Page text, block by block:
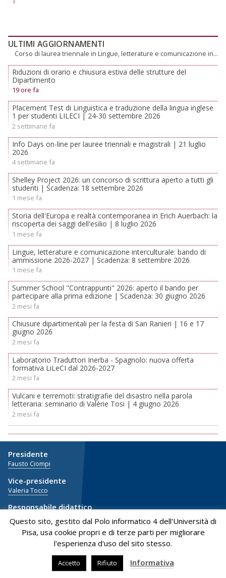
ULTIMI AGGIORNAMENTI
Corso di laurea triennale in Lingue, letterature e comunicazione interculturale
Riduzioni di orario e chiusura estiva delle strutture del
Dipartimento
19 ore fa
Placement Test di Linguistica e traduzione della lingua inglese
1 per studenti LILECI | 24-30 settembre 2026
2 settimane fa
Info Days on-line per lauree triennali e magistrali | 21 luglio
2026
4 settimane fa
Shelley Project 2026: un concorso di scrittura aperto a tutti gli
studenti | Scadenza: 18 settembre 2026
1 mese fa
Storia dell'Europa e realtà contemporanea in Erich Auerbach: la
riscoperta dei saggi dell'esilio | 8 luglio 2026
1 mese fa
Lingue, letterature e comunicazione interculturale: bando di
ammissione 2026-2027 | Scadenza: 8 settembre 2026
1 mese fa
Summer School "Contrappunti" 2026: aperto il bando per
partecipare alla prima edizione | Scadenza: 30 giugno 2026
2 mesi fa
Chiusure dipartimentali per la festa di San Ranieri | 16 e 17
giugno 2026
2 mesi fa
Laboratorio Traduttori Inerba - Spagnolo: nuova offerta
formativa LiLeCI dal 2026-2027
2 mesi fa
Vulcani e terremoti: stratigrafie del disastro nella parola
letteraria: seminario di Valérie Tosi | 4 giugno 2026
2 mesi fa
Presidente
Fausto Ciompi
Vice-presidente
Valeria Tocco
Responsabile didattico
Strumenti
(al personale del Dipartimento con accesso mediante
Questo sito, gestito dal Polo informatico 4 dell'Università di
Pisa, usa cookie propri e di terze parti per migliorare
l'esperienza d'uso del sito stesso.
Accetto Rifiuto Informativa